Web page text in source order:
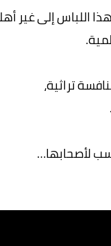
اللباس إلى غير
تراثية،
لأصحابها…